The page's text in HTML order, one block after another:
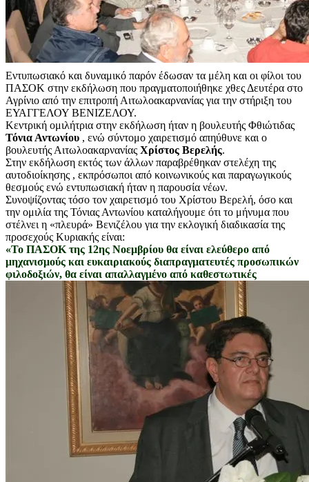
Εντυπωσιακό και δυναμικό παρόν έδωσαν τα μέλη και οι φίλοι του
ΠΑΣΟΚ στην εκδήλωση που πραγματοποιήθηκε χθες Δευτέρα στο
Αγρίνιο από την επιτροπή Αιτωλοακαρνανίας για την στήριξη του
ΕΥΑΓΓΕΛΟΥ ΒΕΝΙΖΕΛΟΥ.
Κεντρική ομιλήτρια στην εκδήλωση ήταν η βουλευτής Φθιώτιδας
Τόνια Αντωνίου , ενώ σύντομο χαιρετισμό απηύθυνε και ο
βουλευτής Αιτωλοακαρνανίας Χρίστος Βερελής.
Στην εκδήλωση εκτός των άλλων παραβρέθηκαν στελέχη της
αυτοδιοίκησης , εκπρόσωποι από κοινωνικούς και παραγωγικούς
θεσμούς ενώ εντυπωσιακή ήταν η παρουσία νέων.
Συνοψίζοντας τόσο τον χαιρετισμό του Χρίστου Βερελή, όσο και
την ομιλία της Τόνιας Αντωνίου καταλήγουμε ότι το μήνυμα που
στέλνει η «πλευρά» Βενιζέλου για την εκλογική διαδικασία της
προσεχούς Κυριακής είναι:
«Το ΠΑΣΟΚ της 12ης Νοεμβρίου θα είναι ελεύθερο από
μηχανισμούς και ευκαιριακούς διαπραγματευτές προσωπικών
φιλοδοξιών, θα είναι απαλλαγμένο από καθεστωτικές